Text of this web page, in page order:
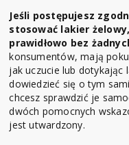
Jeśli postępujesz
stosować lakier
prawidłowo bez
konsumentów, mają
jak uczucie lub dotykając
dowiedzieć się o tym
chcesz sprawdzić je
dwóch pomocnych
jest utwardzony.